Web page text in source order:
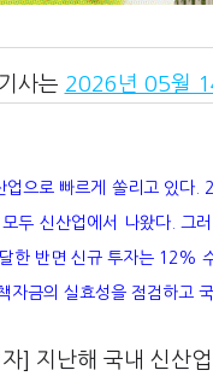
사는 2026년 05월
업으로 빠르게 쏠리고 있다
두 신산업에서 나왔다. 그
한 반면 신규 투자는 12%
자금의 실효성을 점검하고
자] 지난해 국내 신산